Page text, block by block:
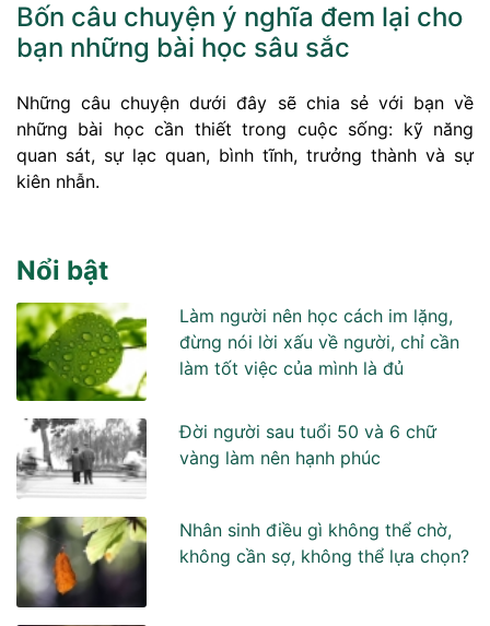
Bốn câu chuyện ý nghĩa đem lại cho
bạn những bài học sâu sắc
Những câu chuyện dưới đây sẽ chia sẻ với bạn về
những bài học cần thiết trong cuộc sống: kỹ năng
quan sát, sự lạc quan, bình tĩnh, trưởng thành và sự
kiên nhẫn.
Nổi bật
Làm người nên học cách im lặng,
đừng nói lời xấu về người, chỉ cần
làm tốt việc của mình là đủ
Đời người sau tuổi 50 và 6 chữ
vàng làm nên hạnh phúc
Nhân sinh điều gì không thể chờ,
không cần sợ, không thể lựa chọn?